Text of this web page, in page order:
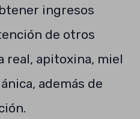
ingresos
de otros
real, apitoxina, miel
además de